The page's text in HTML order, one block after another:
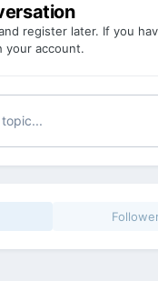
register later. If you
your account.